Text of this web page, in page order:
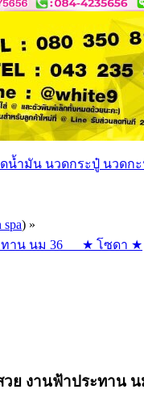
วดน้ำมัน นวดกระปู๋ นวด
spa) »
ทาน นม 36___★ โซดา ★
วย งานฟ้าประทาน